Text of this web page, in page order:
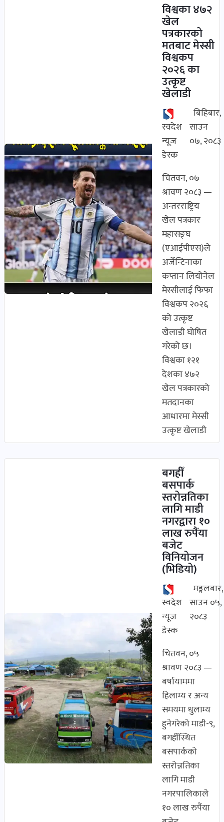
साहित्य
पोष्ट
भिडियो-
पडकास्ट
पोष्ट
व्यक्ति-
व्यक्तित्व
पोष्ट
विचार-
ब्लग
विश्वका ४७२
खेल
पत्रकारको
मतबाट मेस्सी
विश्वकप
२०२६ का
उत्कृष्ट
खेलाडी
स्वदेश
न्यूज
डेस्क
बिहिबार,
साउन
०७, २०८३
चितवन, ०७
श्रावण २०८३ —
अन्तरराष्ट्रिय
खेल पत्रकार
महासङ्घ
(एआईपीएस)ले
अर्जेन्टिनाका
कप्तान लियोनेल
मेस्सीलाई फिफा
विश्वकप २०२६
को उत्कृष्ट
खेलाडी घोषित
गरेको छ।
विश्वका १२१
देशका ४७२
खेल पत्रकारको
मतदानका
आधारमा मेस्सी
उत्कृष्ट खेलाडी
बगहीँ
बसपार्क
स्तरोन्नतिका
लागि माडी
नगरद्वारा १०
लाख रुपैंया
बजेट
विनियोजन
(भिडियो)
स्वदेश
न्यूज
डेस्क
मङ्गलबार,
साउन ०५,
२०८३
चितवन, ०५
श्रावण २०८३ —
बर्षायाममा
हिलाम्य र अन्य
समयमा धुलाम्य
हुनेगरेको माडी-९,
बगहीँस्थित
बसपार्कको
स्तरोन्नतिका
लागि माडी
नगरपालिकाले
१० लाख रुपैंया